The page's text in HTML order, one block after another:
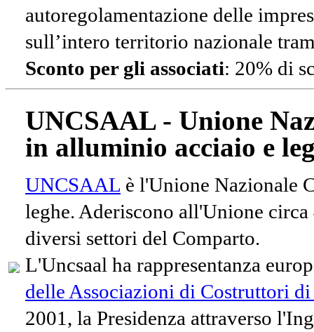
autoregolamentazione delle
sull’intero territorio nazionale
Sconto per gli associati: 20% di
UNCSAAL - Unione
in alluminio acciaio e
UNCSAAL è l'Unione Nazionale
leghe. Aderiscono all'Unione
diversi settori del Comparto.
L'Uncsaal ha rappresentanza
delle Associazioni di Costruttori
2001, la Presidenza attraverso